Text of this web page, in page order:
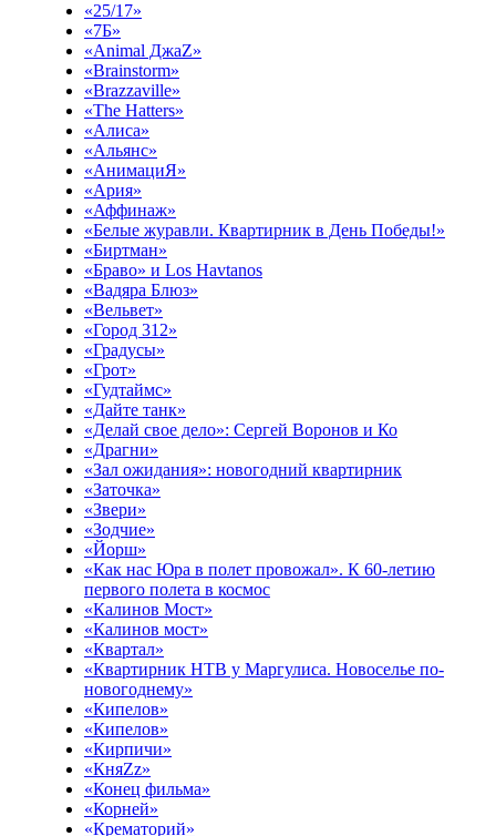
«25/17»
«7Б»
«Animal ДжаZ»
«Brainstorm»
«Brazzaville»
«The Hatters»
«Алиса»
«Альянс»
«АнимациЯ»
«Ария»
«Аффинаж»
«Белые журавли. Квартирник в День Победы!»
«Биртман»
«Браво» и Los Havtanos
«Вадяра Блюз»
«Вельвет»
«Город 312»
«Градусы»
«Грот»
«Гудтаймс»
«Дайте танк»
«Делай свое дело»: Сергей Воронов и Ко
«Драгни»
«Зал ожидания»: новогодний квартирник
«Заточка»
«Звери»
«Зодчие»
«Йорш»
«Как нас Юра в полет провожал». К 60-летию
первого полета в космос
«Калинов Мост»
«Калинов мост»
«Квартал»
«Квартирник НТВ у Маргулиса. Новоселье по-
новогоднему»
«Кипелов»
«Кипелов»
«Кирпичи»
«КняZz»
«Конец фильма»
«Корней»
«Крематорий»